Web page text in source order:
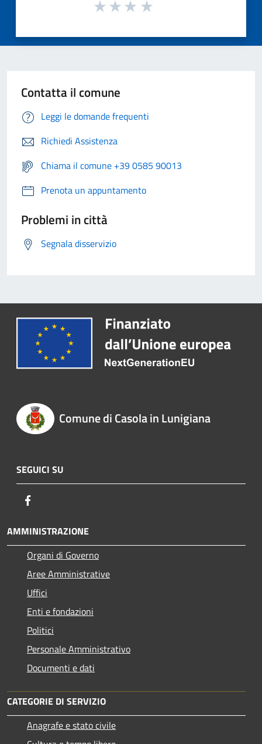
Contatta il comune
Leggi le domande frequenti
Richiedi Assistenza
Chiama il comune +39 0585 90013
Prenota un appuntamento
Problemi in città
Segnala disservizio
Comune di Casola in Lunigiana
SEGUICI SU
AMMINISTRAZIONE
Organi di Governo
Aree Amministrative
Uffici
Enti e fondazioni
Politici
Personale Amministrativo
Documenti e dati
CATEGORIE DI SERVIZIO
Anagrafe e stato civile